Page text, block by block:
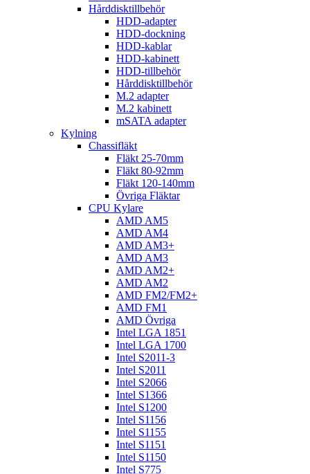
Hårddisktillbehör
HDD-adapter
HDD-dockning
HDD-kablar
HDD-kabinett
HDD-tillbehör
Hårddisktillbehör
M.2 adapter
M.2 kabinett
mSATA adapter
Kylning
Chassifläkt
Fläkt 25-70mm
Fläkt 80-92mm
Fläkt 120-140mm
Övriga Fläktar
CPU Kylare
AMD AM5
AMD AM4
AMD AM3+
AMD AM3
AMD AM2+
AMD AM2
AMD FM2/FM2+
AMD FM1
AMD Övriga
Intel LGA 1851
Intel LGA 1700
Intel S2011-3
Intel S2011
Intel S2066
Intel S1366
Intel S1200
Intel S1156
Intel S1155
Intel S1151
Intel S1150
Intel S775